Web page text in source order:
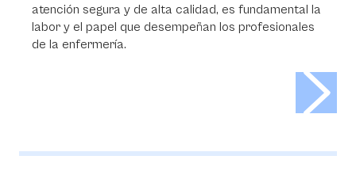
atención segura y de alta calidad, es fundamental la
labor y el papel que desempeñan los profesionales
de la enfermería.